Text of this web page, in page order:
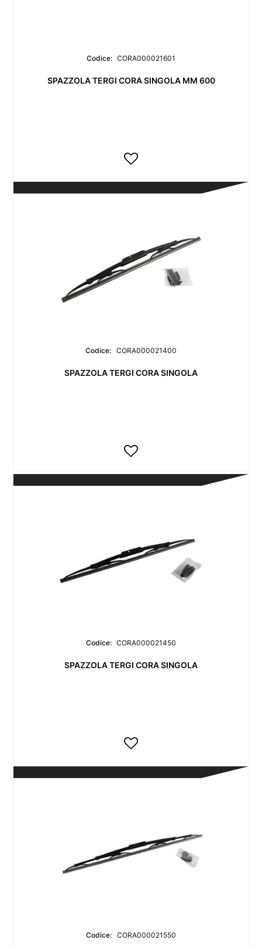
Codice: CORA000021601
SPAZZOLA TERGI CORA SINGOLA MM 600
Codice: CORA000021400
SPAZZOLA TERGI CORA SINGOLA
Codice: CORA000021450
SPAZZOLA TERGI CORA SINGOLA
Codice: CORA000021550